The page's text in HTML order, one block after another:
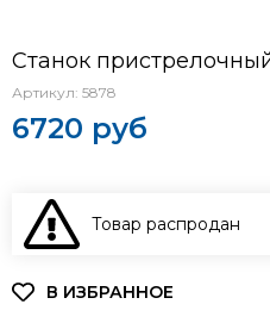
Станок
Артикул: 5878
6720 руб
Товар распродан